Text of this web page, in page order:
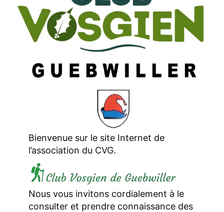
Bienvenue sur le site Internet de
l’association du CVG.
Nous vous invitons cordialement à le
consulter et prendre connaissance des